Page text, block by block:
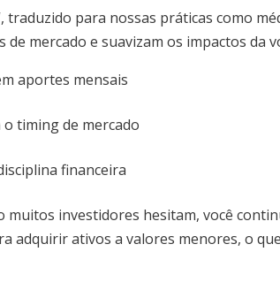
traduzido para nossas práticas como
mercado e suavizam os impactos da
aportes mensais
o timing de mercado
financeira
muitos investidores hesitam, você
adquirir ativos a valores menores, o